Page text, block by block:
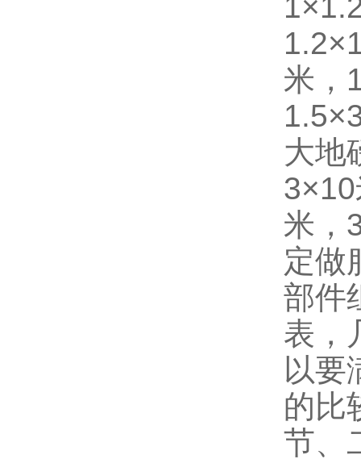
米，
大地
米，
定做
部件
表，
以要
的比
节、